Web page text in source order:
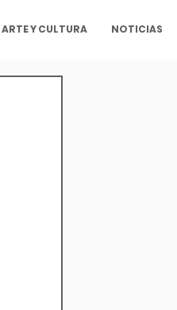
ARTE Y CULTURA NOTICIAS